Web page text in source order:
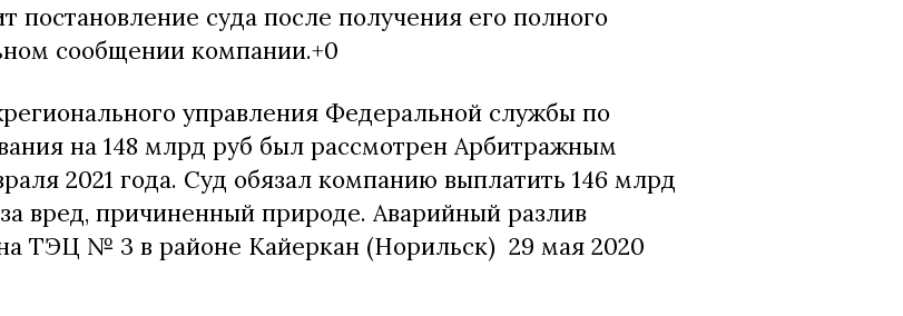
рублей
постановление суда после получения его полного
сообщении компании.+0
управления Федеральной службы по
на 148 млрд руб был рассмотрен Арбитражным
2021 года. Суд обязал компанию выплатить 146 млрд
вред, причиненный природе. Аварийный разлив
ТЭЦ № 3 в районе Кайеркан (Норильск) 29 мая 2020